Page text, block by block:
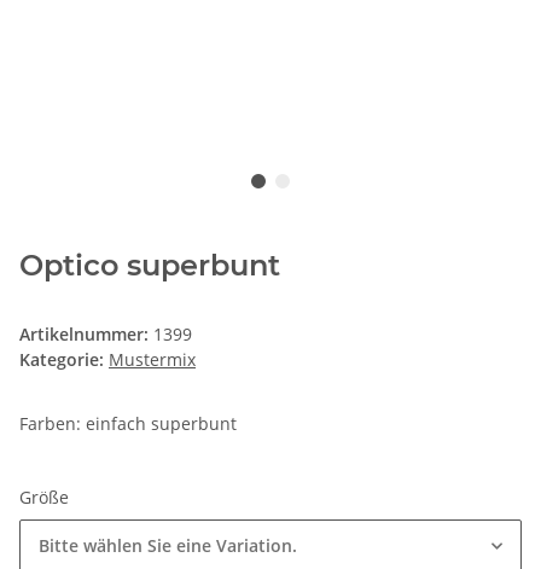
Optico superbunt
Artikelnummer: 1399
Kategorie: Mustermix
Farben: einfach superbunt
Größe
Bitte wählen Sie eine Variation.